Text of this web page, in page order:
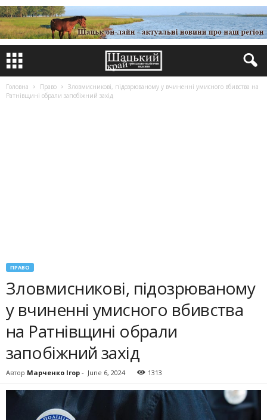
Головна Право
Зловмисникові, підозрюваному у вчиненні умисного вбивства на
Ратнівщині обрали запобіжний захід
ПРАВО
Зловмисникові, підозрюваному
у вчиненні умисного вбивства
на Ратнівщині обрали
запобіжний захід
Автор Марченко Ігор - June 6, 2024 1313